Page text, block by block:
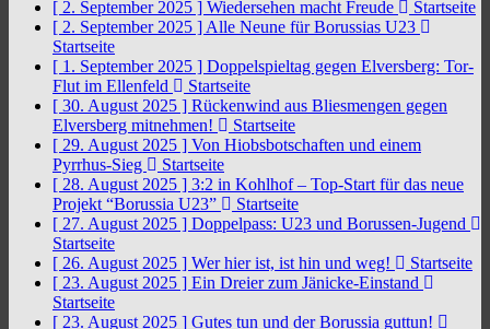
[ 2. September 2025 ] Wiedersehen macht Freude
Startseite
[ 2. September 2025 ] Alle Neune für Borussias U23
Startseite
[ 1. September 2025 ] Doppelspieltag gegen Elversberg: Tor-
Flut im Ellenfeld
Startseite
[ 30. August 2025 ] Rückenwind aus Bliesmengen gegen
Elversberg mitnehmen!
Startseite
[ 29. August 2025 ] Von Hiobsbotschaften und einem
Pyrrhus-Sieg
Startseite
[ 28. August 2025 ] 3:2 in Kohlhof – Top-Start für das neue
Projekt “Borussia U23”
Startseite
[ 27. August 2025 ] Doppelpass: U23 und Borussen-Jugend
Startseite
[ 26. August 2025 ] Wer hier ist, ist hin und weg!
Startseite
[ 23. August 2025 ] Ein Dreier zum Jänicke-Einstand
Startseite
[ 23. August 2025 ] Gutes tun und der Borussia guttun!